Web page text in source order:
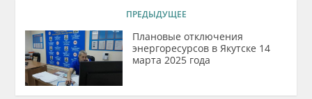
ПРЕДЫДУЩЕЕ
Плановые отключения
энергоресурсов в Якутске 14
марта 2025 года